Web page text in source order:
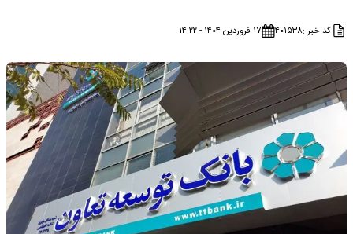
کد خبر :۴۰۱۵۳۸ ۱۷ فروردین ۱۴۰۴ - ۱۴:۲۲